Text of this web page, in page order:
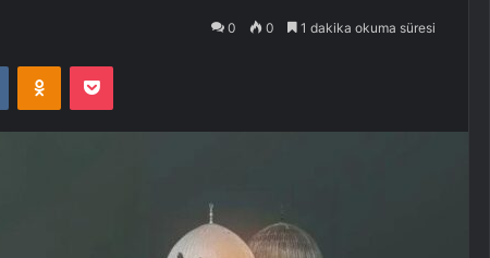
0 0 1 dakika okuma süresi
VKontakteOdnoklassniki
Pocket